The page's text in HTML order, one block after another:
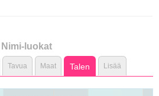
Nimi-luokat
Tavua Maat Talen Lisää